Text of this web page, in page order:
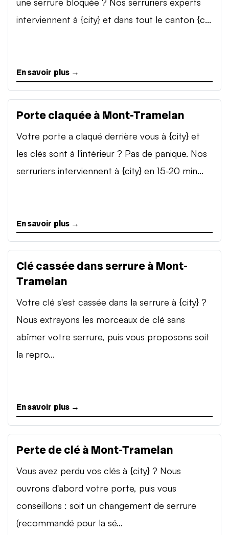
interviennent à {city} et dans tout le canton {c...
En savoir plus →
Porte claquée à Mont-Tramelan
Votre porte a claqué derrière vous à {city} et
les clés sont à l'intérieur ? Pas de panique. Nos
serruriers interviennent à {city} en 15-20 min...
En savoir plus →
Clé cassée dans serrure à Mont-
Tramelan
Votre clé s'est cassée dans la serrure à {city} ?
Nous extrayons les morceaux de clé sans
abîmer votre serrure, puis vous proposons soit
la repro...
En savoir plus →
Perte de clé à Mont-Tramelan
Vous avez perdu vos clés à {city} ? Nous
ouvrons d'abord votre porte, puis vous
conseillons : soit un changement de serrure
(recommandé pour la sé...